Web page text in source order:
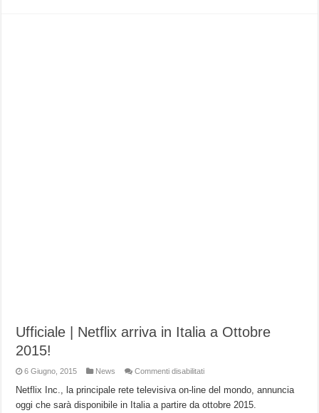
Ufficiale | Netflix arriva in Italia a Ottobre
2015!
6 Giugno, 2015 News Commenti disabilitatisu
|
Netflix
arriva
Netflix Inc., la principale rete televisiva on-line del mondo, annuncia
oggi che sarà disponibile in Italia a partire da ottobre 2015.